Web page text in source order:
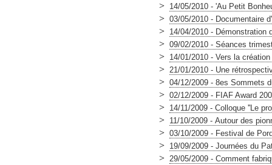
> 14/05/2010 - 'Au Petit
> 03/05/2010 - Documentaire
> 14/04/2010 - Démonstration
> 09/02/2010 - Séances
> 14/01/2010 - Vers la
> 21/01/2010 - Une
> 04/12/2009 - 8es Sommets
> 02/12/2009 - FIAF Award
> 14/11/2009 - Colloque ''Le
> 11/10/2009 - Autour des
> 03/10/2009 - Festival de
> 19/09/2009 - Journées du
> 29/05/2009 - Comment